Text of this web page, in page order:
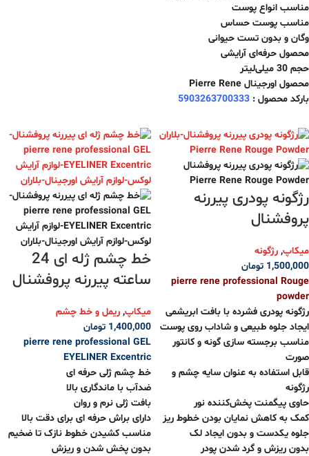
مناسب انواع پوست
مناسب پوست حساس
وگان و بدون تست حیوانی
محصول حرفه‌ای آرایشی
حجم 30 میلی‌لیتر
محصول اورجینال Pierre Rene
بارکد محصول : 5903263700333
رژگونه پودری پیررنه
پروفشنال
میکاپ, رژگونه
1,500,000 تومان
pierre rene professional Rouge
powder
رژگونه پودری فشرده با بافت ابریشمی
ایجاد جلوه‌ طبیعی و شاداب روی پوست
مناسب برجسته سازی گونه و کانتور
صورت
قابل استفاده به عنوان سایه چشم و
رژگونه
حاوی پیگمنت پخش‌کننده نور
کمک به کاهش نمایان بودن خطوط ریز
جلوه یکدست و بدون ایجاد لک
بدون ریزش و گرد شدن پودر
خط چشم ژله ای 24
ساعته پیررنه پروفشنال
میکاپ, ریمل و خط چشم
1,400,000 تومان
pierre rene professional GEL
EYELINER Excentric
خط چشم ژلی حرفه ای
ضدآب با ماندگاری بالا
بافت ژلی نرم و روان
دارای براش حرفه ای برای دقت بالا
مناسب کشیدن خطوط نازک تا ضخیم
بدون پخش شدن و ریزش